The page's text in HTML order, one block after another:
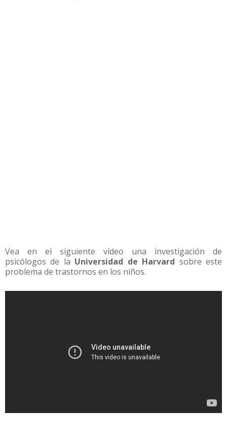
Vea en el siguiente vídeo una investigación de
psicólogos de la Universidad de Harvard sobre este
problema de trastornos en los niños.